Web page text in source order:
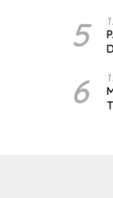
5
6